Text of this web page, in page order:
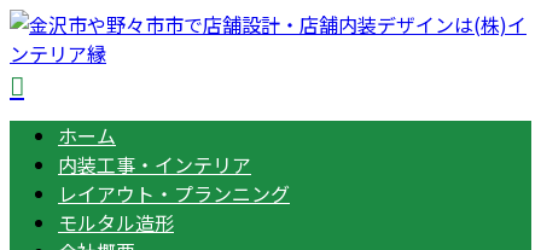
ホーム
内装工事・インテリア
レイアウト・プランニング
モルタル造形